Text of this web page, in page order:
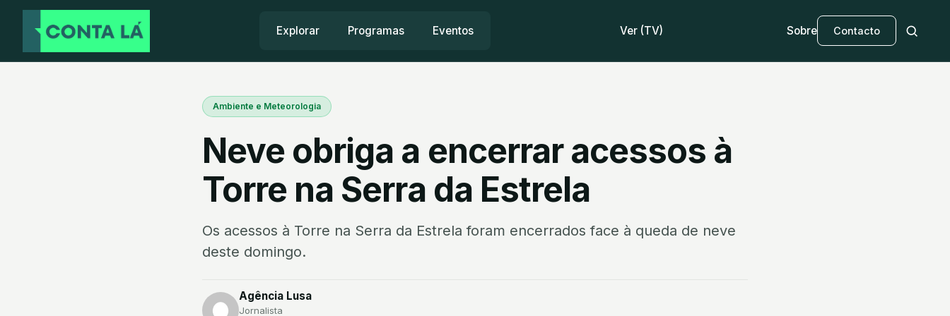
Explorar Programas Eventos Ver (TV) Sobre Contacto
Ambiente e Meteorologia
Neve obriga a encerrar acessos à
Torre na Serra da Estrela
Os acessos à Torre na Serra da Estrela foram encerrados face à queda de neve
deste domingo.
Agência Lusa
Jornalista